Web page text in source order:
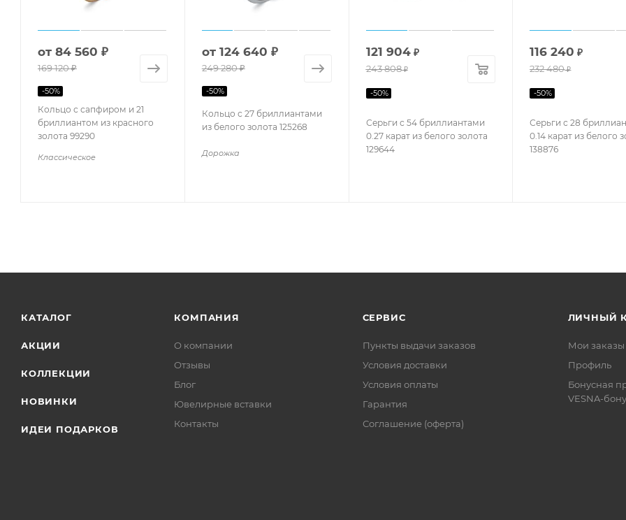
Кольцо с сапфиром и 21
бриллиантом из красного
золота 99290
Классическое
от 84 560 ₽
169 120 ₽
-50%
Кольцо с 27 бриллиантами
из белого золота 125268
Дорожка
от 124 640 ₽
249 280 ₽
-50%
Серьги с 54 бриллиантами
0.27 карат из белого золота
129644
121 904₽
243 808₽
-50%
Серьги с 28
0.14 карат из белого
138876
116 240 ₽
232 480₽
-50%
КАТАЛОГ
АКЦИИ
КОЛЛЕКЦИИ
НОВИНКИ
ИДЕИ ПОДАРКОВ
КОМПАНИЯ
О компании
Отзывы
Блог
Ювелирные вставки
Контакты
СЕРВИС
Пункты выдачи заказов
Условия доставки
Условия оплаты
Гарантия
Соглашение (оферта)
ЛИЧНЫЙ
Мои заказы
Профиль
Бонусная
VESNA-